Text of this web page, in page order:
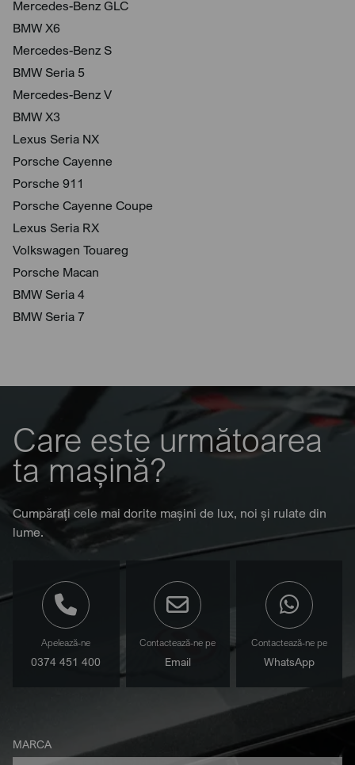
Mercedes-Benz GLC
BMW X6
Mercedes-Benz S
BMW Seria 5
Mercedes-Benz V
BMW X3
Lexus Seria NX
Porsche Cayenne
Porsche 911
Porsche Cayenne Coupe
Lexus Seria RX
Volkswagen Touareg
Porsche Macan
BMW Seria 4
BMW Seria 7
Care este următoarea
ta mașină?
Cumpărați cele mai dorite mașini de lux, noi și rulate din
lume.
Apelează-ne
0374 451 400
Contactează-ne pe
Email
Contactează-ne pe
WhatsApp
MARCA